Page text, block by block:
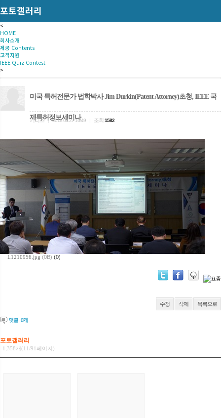
포토갤러리
<
HOME
회사소개
제공 Contents
고객지원
IEEE Quiz Contest
>
미국 특허전문가 법학박사 Jim Durkin(Patent Attorney)초청, IEEE 국
제특허정보세미나
키티스 | 2018.04.27 16:49 조회 1582
L1210956.jpg (0B) (0)
수정 삭제 목록으로
댓글 0개
포토갤러리
1,358개(11/91페이지)